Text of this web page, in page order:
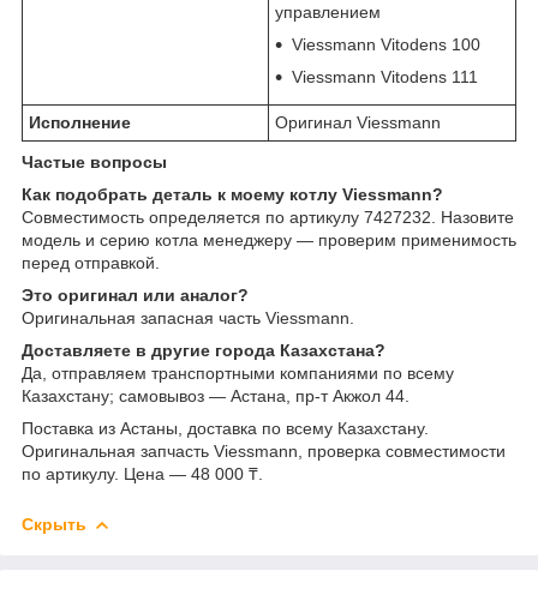
управлением
Viessmann Vitodens 100
Viessmann Vitodens 111
Исполнение Оригинал Viessmann
Частые вопросы
Как подобрать деталь к моему котлу Viessmann?
Совместимость определяется по артикулу 7427232. Назовите
модель и серию котла менеджеру — проверим применимость
перед отправкой.
Это оригинал или аналог?
Оригинальная запасная часть Viessmann.
Доставляете в другие города Казахстана?
Да, отправляем транспортными компаниями по всему
Казахстану; самовывоз — Астана, пр-т Акжол 44.
Поставка из Астаны, доставка по всему Казахстану.
Оригинальная запчасть Viessmann, проверка совместимости
по артикулу. Цена — 48 000 ₸.
Скрыть